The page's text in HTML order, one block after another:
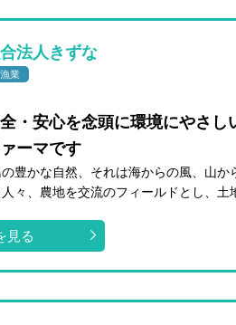
法人きずな
業
・安心を念頭に環境にやさし
ーマです
豊かな自然、それは海からの風、山か
々、農地を交流のフィールドとし、土
見る